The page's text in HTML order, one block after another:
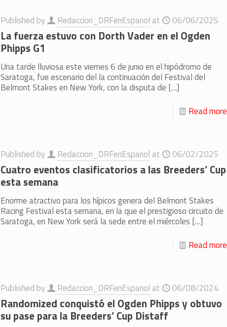
Published by Redaccion_DRFenEspanol at 06/06/2025
La fuerza estuvo con Dorth Vader en el Ogden
Phipps G1
Una tarde lluviosa este viernes 6 de junio en el hipódromo de
Saratoga, fue escenario del la continuación del Festival del
Belmont Stakes en New York, con la disputa de […]
Read more
Published by Redaccion_DRFenEspanol at 06/02/2025
Cuatro eventos clasificatorios a las Breeders’ Cup
esta semana
Enorme atractivo para los hípicos genera del Belmont Stakes
Racing Festival esta semana, en la que el prestigioso circuito de
Saratoga, en New York será la sede entre el miércoles […]
Read more
Published by Redaccion_DRFenEspanol at 06/08/2024
Randomized conquistó el Ogden Phipps y obtuvo
su pase para la Breeders’ Cup Distaff